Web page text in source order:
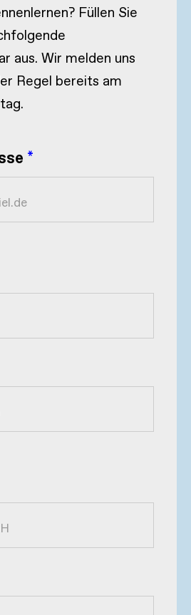
Füllen Sie
aus. Wir melden uns
Regel bereits am
*